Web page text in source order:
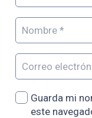
Guarda mi
este